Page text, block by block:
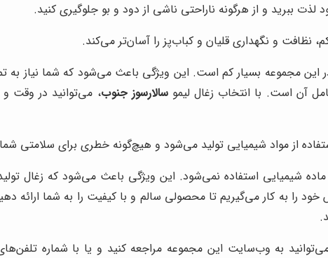
ببرید و از هرگونه ناراحتی ناشی از دود و بو جلوگیری کنید.
نظافت و نگهداری قلیان و کباب‌پز را آسان‌تر می‌کند.
این مجموعه بسیار کم است. این ویژگی باعث می‌شود که شما نیاز به
آن است. با انتخاب زغال لیموسالارسوز جنوب، می‌توانید در وقت
از مواد شیمیایی تولید می‌شود و هیچ‌گونه خطری برای سلامتی شما
ماده شیمیایی استفاده نمی‌شود. این ویژگی باعث می‌شود که زغال
خود را به کار می‌گیریم تا محصولی سالم و با کیفیت را به شما ارائه
به وب‌سایت این مجموعه مراجعه کنید و یا با شماره